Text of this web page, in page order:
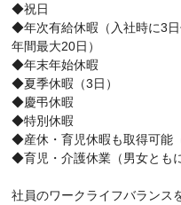
◆祝日
◆年次有給休暇（入社時に3日
年間最大20日）
◆年末年始休暇
◆夏季休暇（3日）
◆慶弔休暇
◆特別休暇
◆産休・育児休暇も取得可能
◆育児・介護休業（男女とも
社員のワークライフバランス